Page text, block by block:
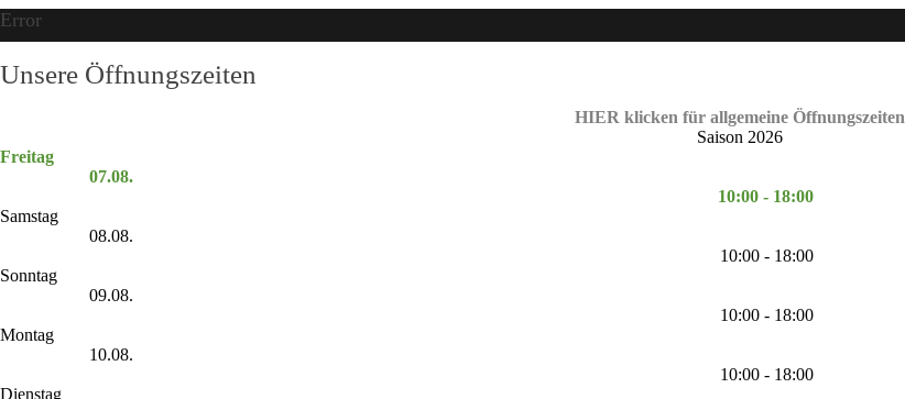
Error
Unsere Öffnungszeiten
HIER klicken für allgemeine Öffnungszeiten
Saison 2026
Freitag
07.08.
10:00 - 18:00
Samstag
08.08.
10:00 - 18:00
Sonntag
09.08.
10:00 - 18:00
Montag
10.08.
10:00 - 18:00
Dienstag